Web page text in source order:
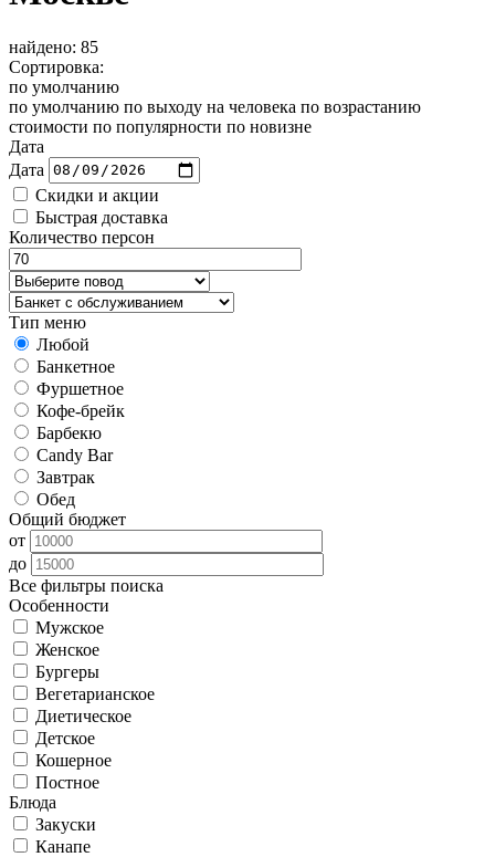
найдено: 85
Сортировка:
по умолчанию
по умолчанию по выходу на человека по возрастанию
стоимости по популярности по новизне
Дата
Дата
Скидки и акции
Быстрая доставка
Количество персон
Тип меню
Любой
Банкетное
Фуршетное
Кофе-брейк
Барбекю
Candy Bar
Завтрак
Обед
Общий бюджет
от
до
Все фильтры поиска
Особенности
Мужское
Женское
Бургеры
Вегетарианское
Диетическое
Детское
Кошерное
Постное
Блюда
Закуски
Канапе